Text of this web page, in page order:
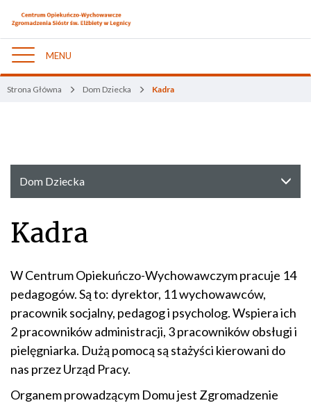
Nawigacja
MENU
Strona Główna Dom Dziecka Kadra
Dom Dziecka
Kadra
W Centrum Opiekuńczo-Wychowawczym pracuje 14
pedagogów. Są to: dyrektor, 11 wychowawców,
pracownik socjalny, pedagog i psycholog. Wspiera ich
2 pracowników administracji, 3 pracowników obsługi i
pielęgniarka. Dużą pomocą są stażyści kierowani do
nas przez Urząd Pracy.
Organem prowadzącym Domu jest Zgromadzenie